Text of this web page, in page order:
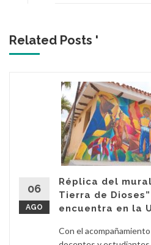
Related Posts '
06
AGO
Réplica del
Tierra de
encuentra en la
Con el